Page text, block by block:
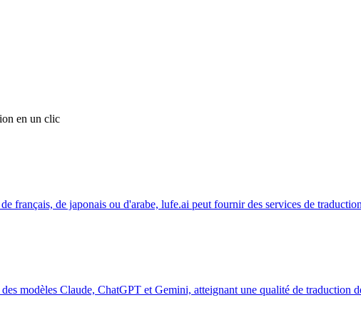
en un clic
français, de japonais ou d'arabe, lufe.ai peut fournir des services de
modèles Claude, ChatGPT et Gemini, atteignant une qualité de traduction